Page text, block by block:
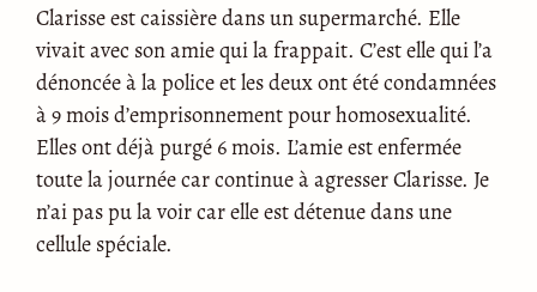
Clarisse est caissière dans un supermarché. Elle
vivait avec son amie qui la frappait. C’est elle qui l’a
dénoncée à la police et les deux ont été condamnées
à 9 mois d’emprisonnement pour homosexualité.
Elles ont déjà purgé 6 mois. L’amie est enfermée
toute la journée car continue à agresser Clarisse. Je
n’ai pas pu la voir car elle est détenue dans une
cellule spéciale.